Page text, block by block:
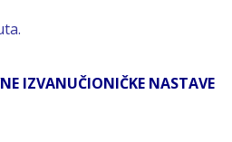
IZVANUČIONIČKE NASTAVE